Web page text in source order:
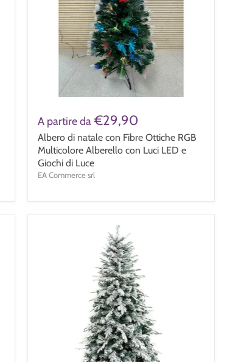
A partire da €29,90
Albero di natale con Fibre Ottiche RGB
Multicolore Alberello con Luci LED e
Giochi di Luce
EA Commerce srl